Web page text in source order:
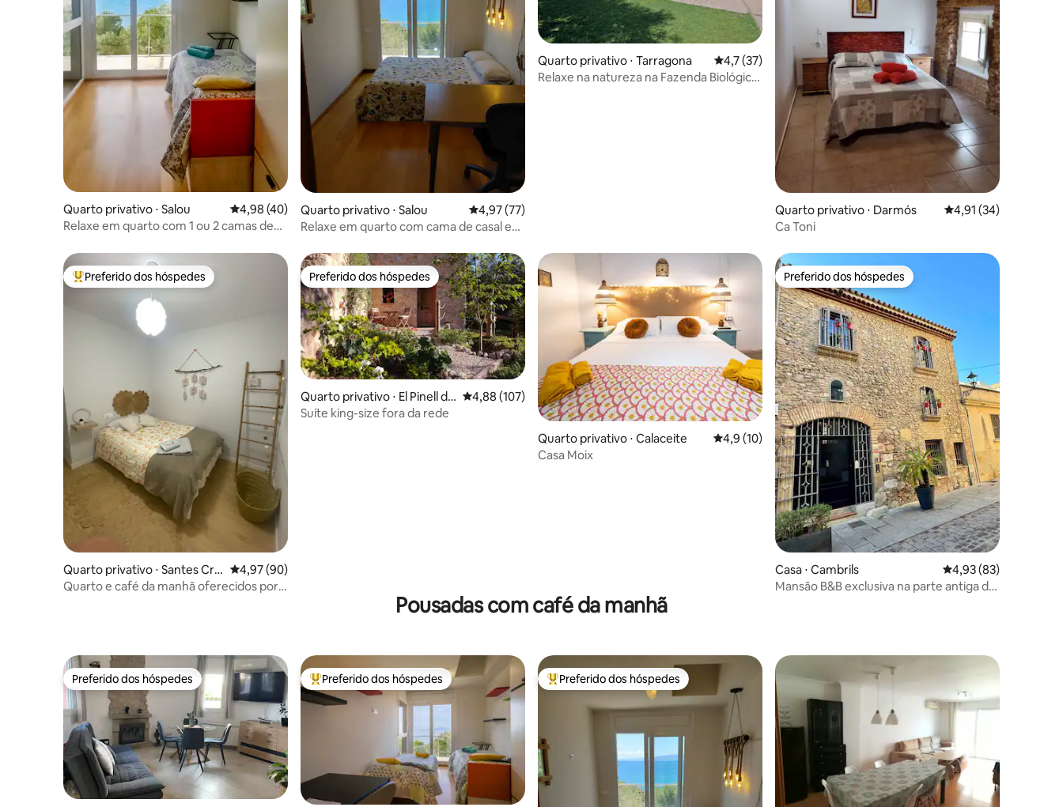
Quarto privativo ⋅ Salou 4,98 de uma avaliação média de 5, 40 avaliações
4,98 (40)
Relaxe em quarto com 1 ou 2 camas de
Quarto privativo ⋅ Salou 4,97 de uma avaliação média de 5, 77 avaliações
4,97 (77)
Relaxe em quarto com cama de casal em
Quarto privativo ⋅ Tarragona 4,7 de uma avaliação média de 5, 37 avaliações
4,7 (37)
Relaxe na natureza na Fazenda Biológica
Quarto privativo ⋅ Darmós 4,91 de uma
4,91 (34)
Ca Toni
Entre os melhores preferidos dos hóspedes
Preferido dos hóspedes
Quarto privativo ⋅ Santes Cre
us
4,97 de uma avaliação média de 5, 90 avaliações
4,97 (90)
Quarto e café da manhã oferecidos por
Preferido dos hóspedes
Preferido dos hóspedes
Quarto privativo ⋅ El Pinell de
Brai
4,88 de uma avaliação média de 5, 107 avaliações
4,88 (107)
Suíte king-size fora da rede
Quarto privativo ⋅ Calaceite
4,9 de uma avaliação média de 5, 10 avaliações
4,9 (10)
Casa Moix
Preferido dos hóspedes
Preferido dos hóspedes
Casa ⋅ Cambrils 4,93 de uma
4,93 (83)
Mansão B&B exclusiva na parte antiga de
Pousadas com café da manhã
Preferido dos hóspedes
Preferido dos hóspedes Entre os melhores preferidos dos hóspedes
Preferido dos hóspedes Entre os melhores preferidos dos hóspedes
Preferido dos hóspedes